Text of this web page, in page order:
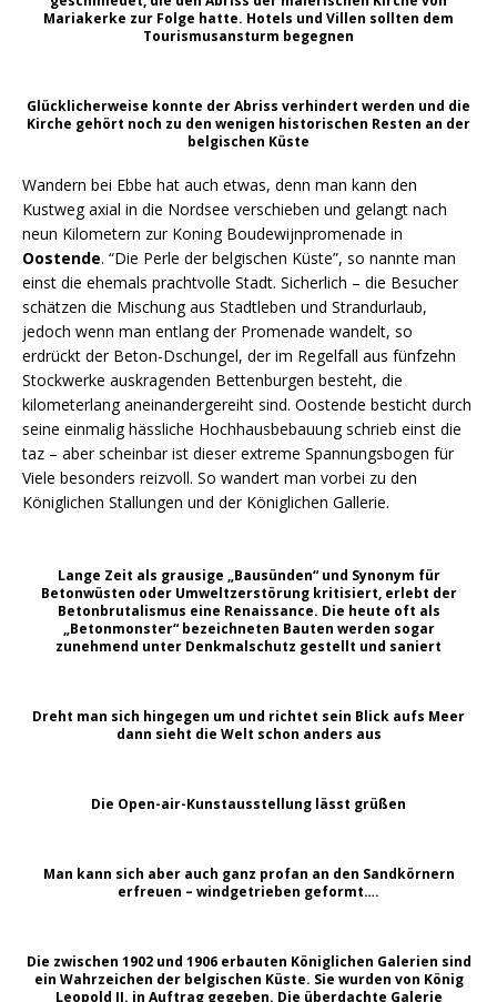
Mariakerke zur Folge hatte. Hotels und Villen sollten dem
Tourismusansturm begegnen
Glücklicherweise konnte der Abriss verhindert werden und die
Kirche gehört noch zu den wenigen historischen Resten an der
belgischen Küste
Wandern bei Ebbe hat auch etwas, denn man kann den
Kustweg axial in die Nordsee verschieben und gelangt nach
neun Kilometern zur Koning Boudewijnpromenade in
Oostende. “Die Perle der belgischen Küste”, so nannte man
einst die ehemals prachtvolle Stadt. Sicherlich – die Besucher
schätzen die Mischung aus Stadtleben und Strandurlaub,
jedoch wenn man entlang der Promenade wandelt, so
erdrückt der Beton-Dschungel, der im Regelfall aus fünfzehn
Stockwerke auskragenden Bettenburgen besteht, die
kilometerlang aneinandergereiht sind. Oostende besticht durch
seine einmalig hässliche Hochhausbebauung schrieb einst die
taz – aber scheinbar ist dieser extreme Spannungsbogen für
Viele besonders reizvoll. So wandert man vorbei zu den
Königlichen Stallungen und der Königlichen Gallerie.
Lange Zeit als grausige „Bausünden“ und Synonym für
Betonwüsten oder Umweltzerstörung kritisiert, erlebt der
Betonbrutalismus eine Renaissance. Die heute oft als
„Betonmonster“ bezeichneten Bauten werden sogar
zunehmend unter Denkmalschutz gestellt und saniert
Dreht man sich hingegen um und richtet sein Blick aufs Meer
dann sieht die Welt schon anders aus
Die Open-air-Kunstausstellung lässt grüßen
Man kann sich aber auch ganz profan an den Sandkörnern
erfreuen – windgetrieben geformt….
Die zwischen 1902 und 1906 erbauten Königlichen Galerien sind
ein Wahrzeichen der belgischen Küste. Sie wurden von König
Leopold II. in Auftrag gegeben. Die überdachte Galerie